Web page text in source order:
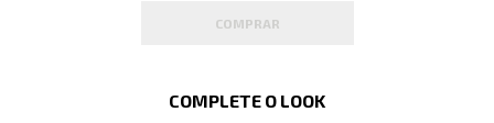
COMPRAR
COMPLETE O LOOK